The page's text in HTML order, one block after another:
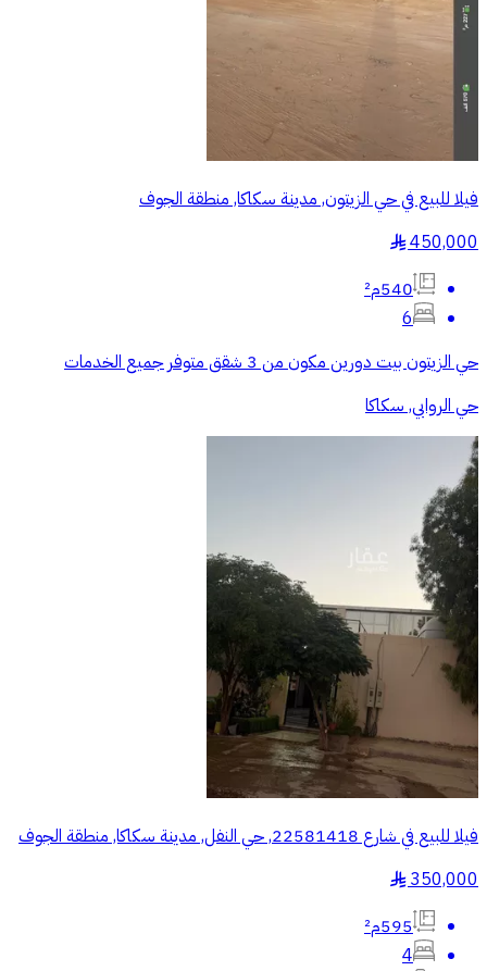
فيلا للبيع في حي الزيتون, مدينة سكاكا, منطقة الجوف
450,000
§
540م²
6
حي الزيتون بيت دورين مكون من 3 شقق متوفر جميع الخدمات
حي الروابي, سكاكا
فيلا للبيع في شارع 22581418, حي النفل, مدينة سكاكا, منطقة الجوف
350,000
§
595م²
4